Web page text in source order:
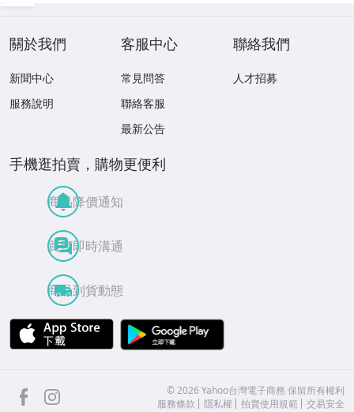
關於我們
新聞中心
服務說明
客服中心
常見問答
聯絡客服
最新公告
聯絡我們
人才招募
手機逛拍賣，購物更便利
商品降價通知
買賣即時溝通
商品到貨動態
APP Store
facebook ©2026 Yahoo台灣電子商務 保留所有權利
服務條款
隱私權 拍賣使用規範 交易安全